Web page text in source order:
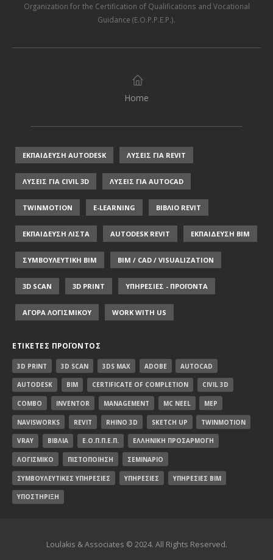
Organization for the Certification of Qualifications and Vocational
Guidance (E.O.P.P.E.P.).
Home
ΕΚΠΑΙΔΕΥΣΗ AUTODESK ΛΥΣΕΙΣ ΓΙΑ REVIT
ΛΥΣΕΙΣ ΓΙΑ CIVIL 3D ΛΥΣΕΙΣ ΓΙΑ AUTOCAD
TWINMOTION E-LEARNING ΒΙΒΛΙΟ REVIT
ΕΚΠΑΙΔΕΥΣΗ ΛΙΣΤΑ AUTODESK REVIT ΕΚΠΑΙΔΕΥΣΗ ΒΙΜ
ΣΥΜΒΟΥΛΕΥΤΙΚΗ ΒΙΜ BIM / CAD / VISUALIZATION
3D SCAN 3D PRINT ΥΠΗΡΕΣΙΕΣ - ΠΡΟΪΟΝΤΑ
ΑΓΟΡΑ ΛΟΓΙΣΜΙΚΟΥ WORK WITH US
ΕΤΙΚΈΤΕΣ ΠΡΟΪΌΝΤΟΣ
3D PRINT 3D SCAN 3DS MAX ADOBE AUTOCAD
AUTODESK BIM CERTIFICATE OF COMPLETION CIVIL 3D
COMBO INVENTOR MANAGEMENT MC NEEL MEP
NAVISWORKS REVIT RHINO 3D SKETCH UP TWINMOTION
VRAY ΒΙΒΛΊΑ Ε.Ο.Π.Π.Ε.Π. ΕΛΛΗΝΙΚΉ ΠΡΟΣΑΡΜΟΓΉ
ΛΟΓΙΣΜΙΚΌ ΠΙΣΤΟΠΟΊΗΣΗ ΣΕΜΙΝΆΡΙΟ
ΣΥΜΒΟΥΛΕΥΤΙΚΈΣ ΥΠΗΡΕΣΊΕΣ ΥΠΗΡΕΣΊΕΣ ΥΠΗΡΕΣΊΕΣ BIM
ΥΠΟΣΤΉΡΙΞΗ
Loulakis & Associates © 2024. All Rights Reserved.